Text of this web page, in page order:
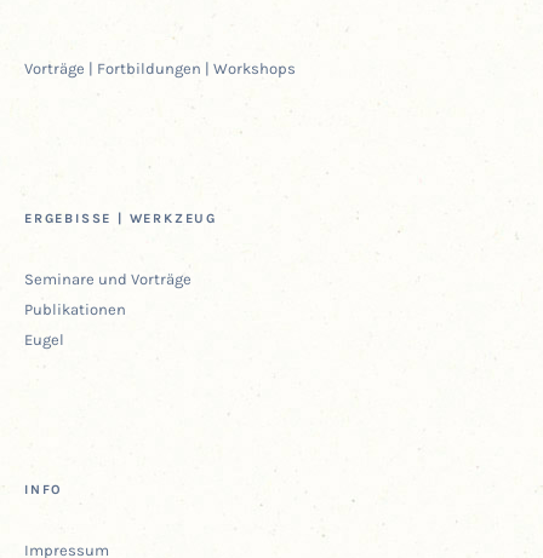
Vor­trä­ge | Fort­bil­dun­gen | Workshops
ERGE­BIS­SE | WERKZEUG
Semi­na­re und Vorträge
Publi­ka­tio­nen
Eugel
INFO
Impres­sum